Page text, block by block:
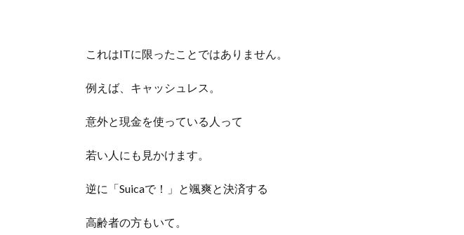
これはITに限ったことではありません。
例えば、キャッシュレス。
意外と現金を使っている人って
若い人にも見かけます。
逆に「Suicaで！」と颯爽と決済する
高齢者の方もいて。